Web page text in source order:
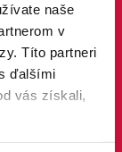
naše
v
Títo partneri
ďalšími
vás získali,
nie je len